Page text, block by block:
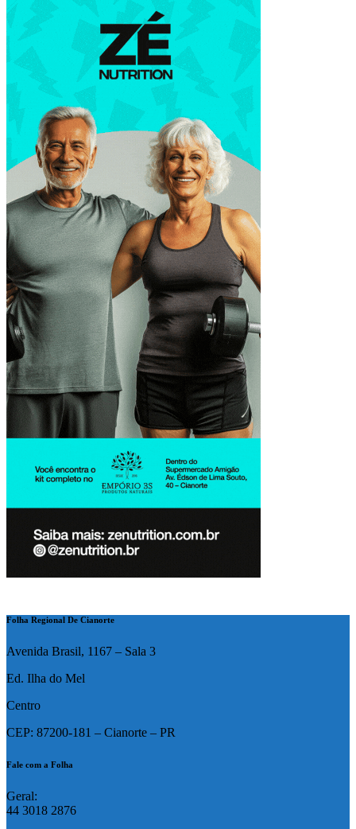
Folha Regional De Cianorte
Avenida Brasil, 1167 – Sala 3
Ed. Ilha do Mel
Centro
CEP: 87200-181 – Cianorte – PR
Fale com a Folha
Geral:
44 3018 2876